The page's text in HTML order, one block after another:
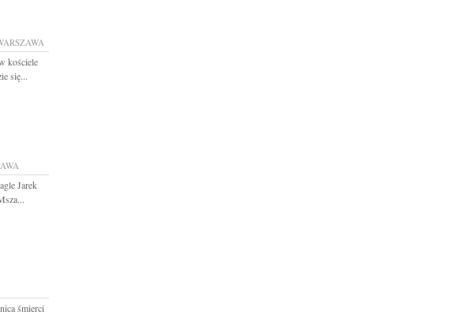
kościele
się...
Jarek
śmierci